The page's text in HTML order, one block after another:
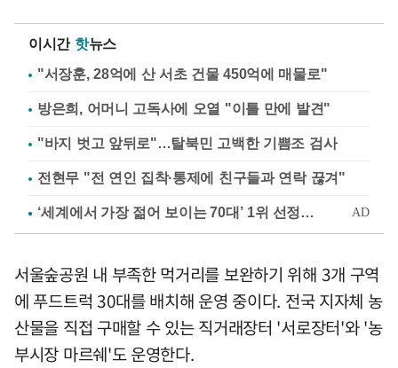
이시간 핫뉴스
"서장훈, 28억에 산 서초 건물 450억에 매물로"
방은희, 어머니 고독사에 오열 "이틀 만에 발견"
"바지 벗고 앞뒤로"…탈북민 고백한 기쁨조 검사
전현무 "전 연인 집착·통제에 친구들과 연락 끊겨"
서울숲공원 내 부족한 먹거리를 보완하기 위해 3개 구역
에 푸드트럭 30대를 배치해 운영 중이다. 전국 지자체 농
산물을 직접 구매할 수 있는 직거래장터 '서로장터'와 '농
부시장 마르쉐'도 운영한다.